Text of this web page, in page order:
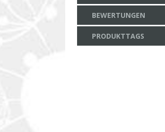
BEWERTUNGEN
PRODUKTTAGS